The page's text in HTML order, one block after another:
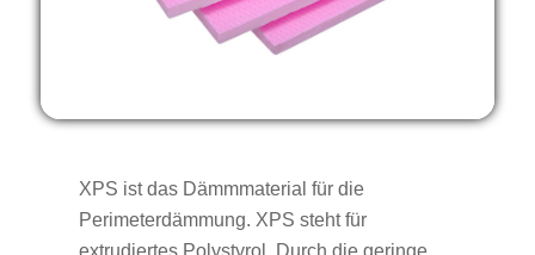
XPS ist das Dämmmaterial für die
Perimeterdämmung. XPS steht für
extrudiertes Polystyrol. Durch die geringe